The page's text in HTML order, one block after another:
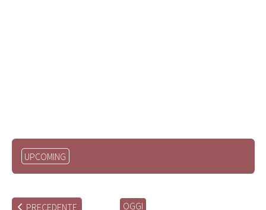
UPCOMING Seleziona
PRECEDENTEEVENTI OGGI